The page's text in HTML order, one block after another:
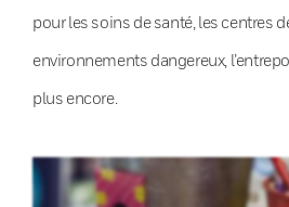
pour les soins de santé, les centres
environnements dangereux,
plus encore.